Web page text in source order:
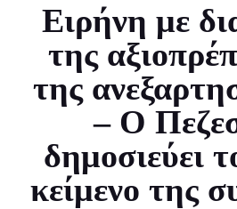
Ειρήνη με
της
της
– Ο
δημοσιεύει
κείμενο της